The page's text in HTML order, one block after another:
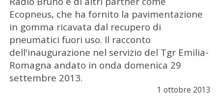
Ecopneus, che ha fornito la pavimentazione
in gomma ricavata dal recupero di
pneumatici fuori uso. Il racconto
dell'inaugurazione nel servizio del Tgr Emilia-
Romagna andato in onda domenica 29
settembre 2013.
1 ottobre 2013